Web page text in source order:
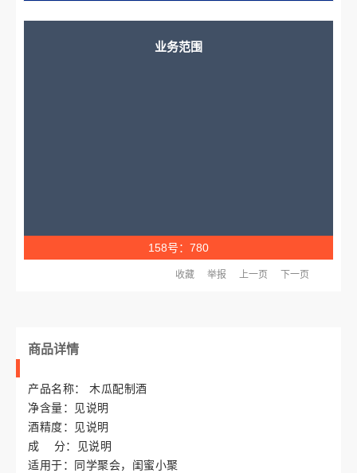
业务范围
158号：780
收藏 举报 上一页 下一页
商品详情
产品名称：
木瓜配制酒
净含量：见说明
酒精度：见说明
成 分：见说明
适用于：同学聚会，闺蜜小聚